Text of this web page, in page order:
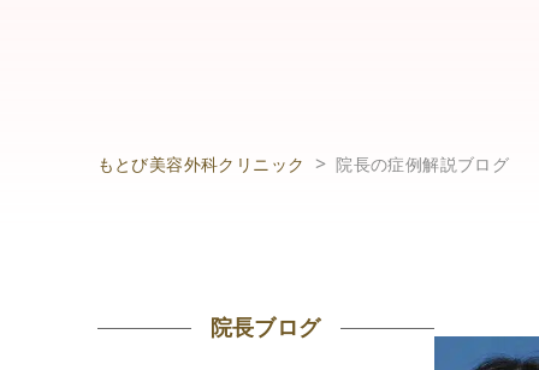
もとび美容外科クリニック 院長の症例解説ブログ
院長ブログ